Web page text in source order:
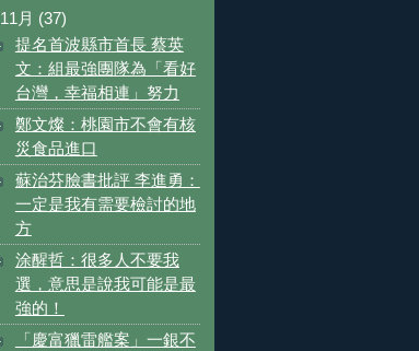
11月 (37)
提名首波縣市首長 蔡英
文：組最強團隊為「看好
台灣，幸福相連」努力
鄭文燦：桃園市不會有核
災食品進口
蘇治芬臉書批評 李進勇：
一定是我有需要檢討的地
方
涂醒哲：很多人不要我
選，意思是說我可能是最
強的！
「慶富獵雷艦案」一銀不